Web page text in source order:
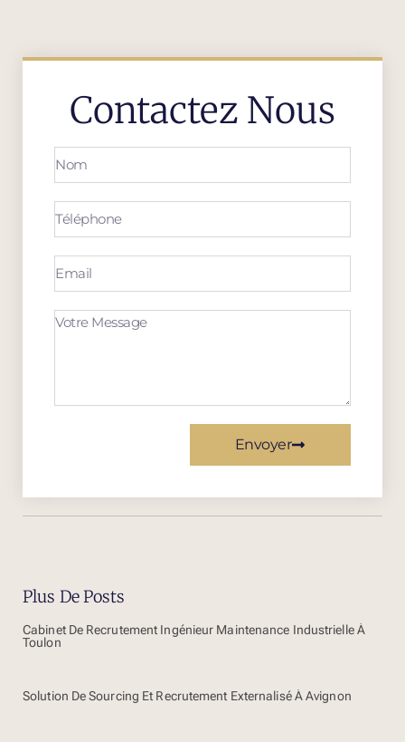
Contactez Nous
Envoyer
Plus De Posts
Cabinet De Recrutement Ingénieur Maintenance Industrielle À
Toulon
Solution De Sourcing Et Recrutement Externalisé À Avignon